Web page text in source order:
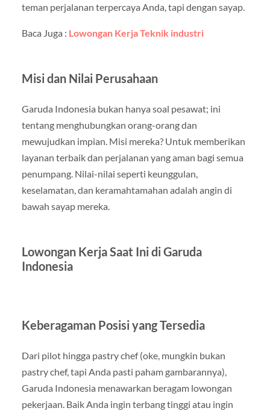
teman perjalanan terpercaya Anda, tapi dengan sayap.
Baca Juga : Lowongan Kerja Teknik industri
Misi dan Nilai Perusahaan
Garuda Indonesia bukan hanya soal pesawat; ini
tentang menghubungkan orang-orang dan
mewujudkan impian. Misi mereka? Untuk memberikan
layanan terbaik dan perjalanan yang aman bagi semua
penumpang. Nilai-nilai seperti keunggulan,
keselamatan, dan keramahtamahan adalah angin di
bawah sayap mereka.
Lowongan Kerja Saat Ini di Garuda
Indonesia
Keberagaman Posisi yang Tersedia
Dari pilot hingga pastry chef (oke, mungkin bukan
pastry chef, tapi Anda pasti paham gambarannya),
Garuda Indonesia menawarkan beragam lowongan
pekerjaan. Baik Anda ingin terbang tinggi atau ingin